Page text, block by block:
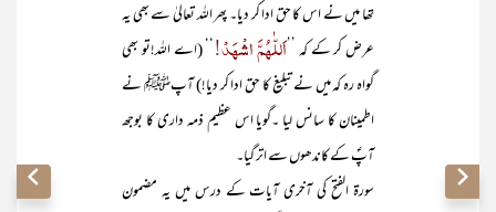
تھا میں نے اس کا حق ادا کر دیا۔ پھر اللہ تعالیٰ سے بھی یہ
عرض کر کے کہ ’’ اَللّٰہُمَّ اشْہَدْ! ‘‘ (اے اللہ!تو بھی
گواہ رہ کہ میں نے تبلیغ کا حق ادا کر دیا!) آپﷺ نے
اطمینان کا سانس لیا ۔گویا اس عظیم ذمہ داری کا بوجھ
آپؐ کے کاندھوں سے اتر گیا۔
سورۃ الفتح کی آخری آیات کے درس میں یہ مضمون